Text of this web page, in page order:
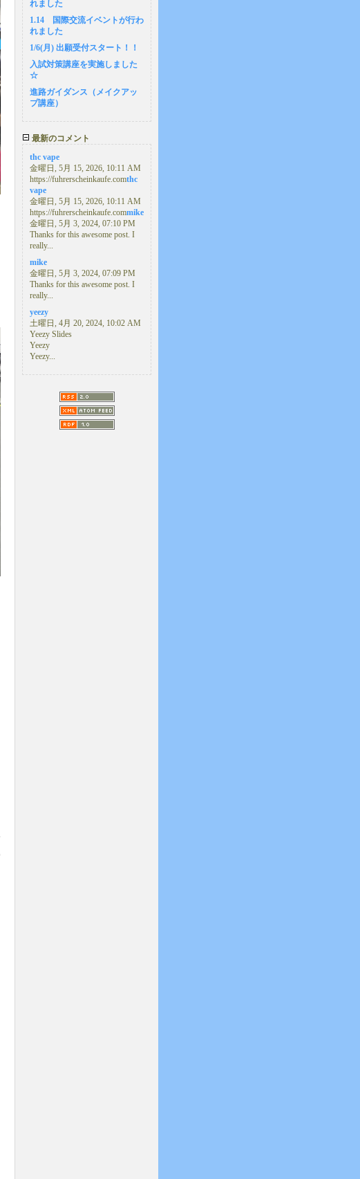
れました
1.14 国際交流イベントが行わ
れました
1/6(月) 出願受付スタート！！
入試対策講座を実施しました
☆
進路ガイダンス（メイクアッ
プ講座）
最新のコメント
thc vape
金曜日, 5月 15, 2026, 10:11 AM
https://fuhrerscheinkaufe.comthc
vape
金曜日, 5月 15, 2026, 10:11 AM
https://fuhrerscheinkaufe.commike
金曜日, 5月 3, 2024, 07:10 PM
Thanks for this awesome post. I
really...
mike
金曜日, 5月 3, 2024, 07:09 PM
Thanks for this awesome post. I
really...
yeezy
土曜日, 4月 20, 2024, 10:02 AM
Yeezy Slides
Yeezy
Yeezy...